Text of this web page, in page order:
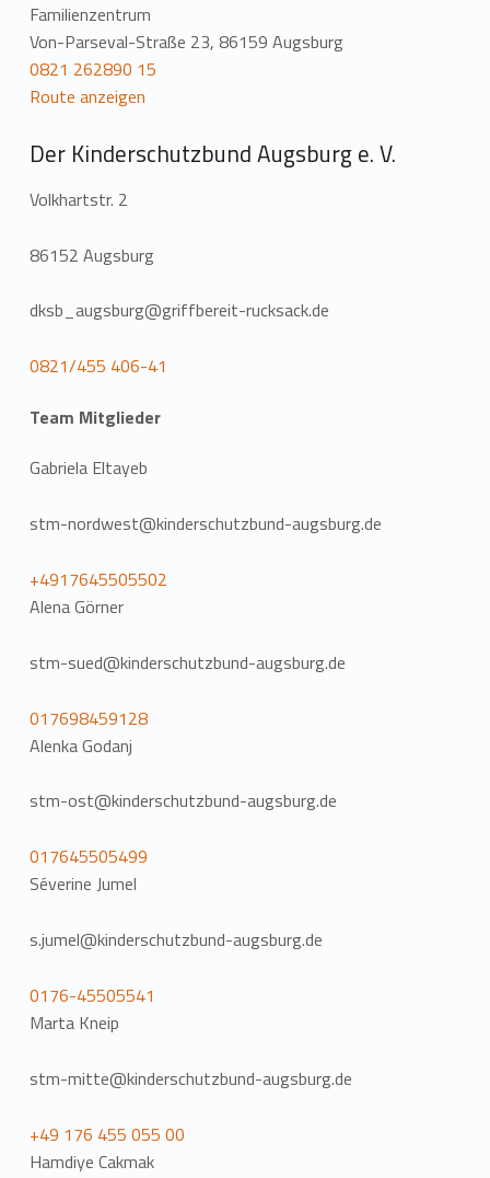
Familienzentrum
Von-Parseval-Straße 23, 86159 Augsburg
0821 262890 15
Route anzeigen
Der Kinderschutzbund Augsburg e. V.
Volkhartstr. 2
86152 Augsburg
dksb_augsburg@griffbereit-rucksack.de
0821/455 406-41
Team Mitglieder
Gabriela Eltayeb
stm-nordwest@kinderschutzbund-augsburg.de
+4917645505502
Alena Görner
stm-sued@kinderschutzbund-augsburg.de
017698459128
Alenka Godanj
stm-ost@kinderschutzbund-augsburg.de
017645505499
Séverine Jumel
s.jumel@kinderschutzbund-augsburg.de
0176-45505541
Marta Kneip
stm-mitte@kinderschutzbund-augsburg.de
+49 176 455 055 00
Hamdiye Cakmak